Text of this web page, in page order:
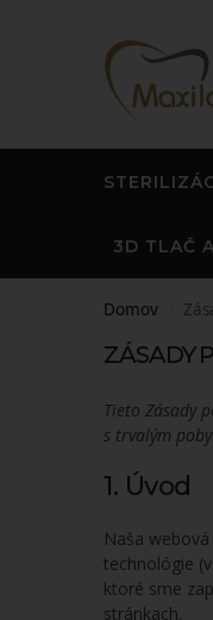
3D TLAČ
Domov
ZÁSADY
Tieto Zásady
s trvalým
1. Úvod
Naša
technológie
ktoré sme
stránkach.